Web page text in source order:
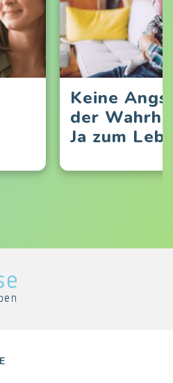
Keine
der
Ja zum